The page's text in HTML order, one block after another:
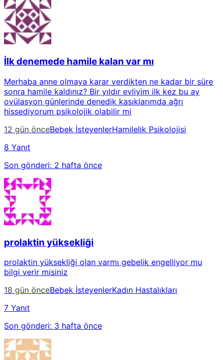
İlk denemede hamile kalan var mı
Merhaba anne olmaya karar verdikten ne kadar bir süre
sonra hamile kaldınız? Bir yıldır evliyim ilk kez bu ay
ovülasyon günlerinde denedik kasıklarımda ağrı
hissediyorum psikolojik olabilir mi
12 gün önceBebek İsteyenlerHamilelik Psikolojisi
8 Yanıt
Son gönderi: 2 hafta önce
prolaktin yüksekliği
prolaktin yüksekliği olan varmı gebelik engelliyor mu
bilgi verir misiniz
18 gün önceBebek İsteyenlerKadın Hastalıkları
7 Yanıt
Son gönderi: 3 hafta önce